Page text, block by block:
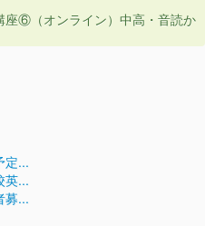
⑥（オンライン）中高・音読か
定...
英...
募...